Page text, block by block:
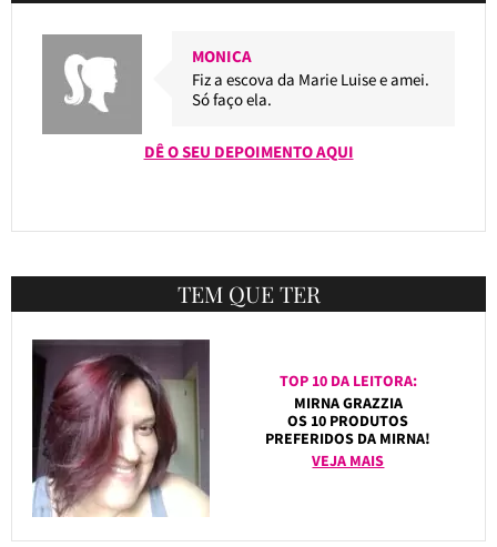
MONICA
Fiz a escova da Marie Luise e amei.
Só faço ela.
DÊ O SEU DEPOIMENTO AQUI
TEM QUE TER
TOP 10 DA LEITORA:
MIRNA GRAZZIA
OS 10 PRODUTOS
PREFERIDOS DA MIRNA!
VEJA MAIS